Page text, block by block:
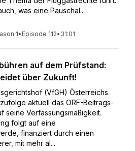
was eine Pauschal...
1• Episode 112• 31:01
auf dem Prüfstand:
über Zukunft!
(VfGH) Österreichs
aktuell das ORF-Beitrags-
seine Verfassungsmäßigkeit.
folgt auf eine
finanziert durch einen
mit mehr al...